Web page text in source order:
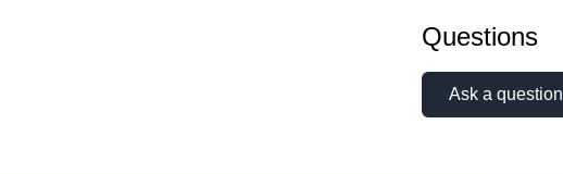
Questions
Ask a question